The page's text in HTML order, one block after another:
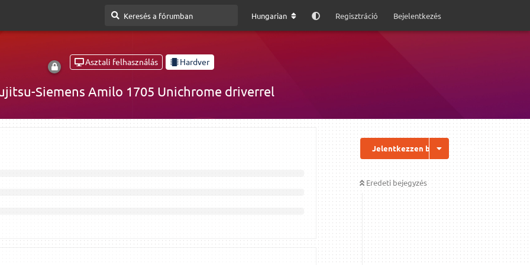
Hungarian Regisztráció Bejelentkezés
Asztali felhasználás Hardver
Siemens Amilo 1705 Unichrome driverrel
Jelentkezzen be a válaszhoz
Eredeti bejegyzés